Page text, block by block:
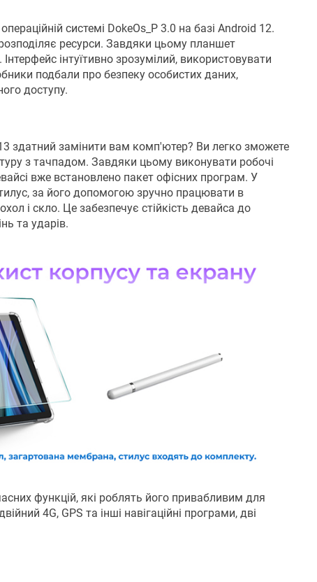
системі DokeOs_P 3.0 на базі Android 12.
ресурси. Завдяки цьому планшет
інтуїтивно зрозумілий, використовувати
подбали про безпеку особистих даних,
доступу.
здатний замінити вам комп'ютер? Ви легко зможете
з тачпадом. Завдяки цьому виконувати робочі
вже встановлено пакет офісних програм. У
за його допомогою зручно працювати в
і скло. Це забезпечує стійкість девайса до
та ударів.
функцій, які роблять його привабливим для
4G, GPS та інші навігаційні програми, дві